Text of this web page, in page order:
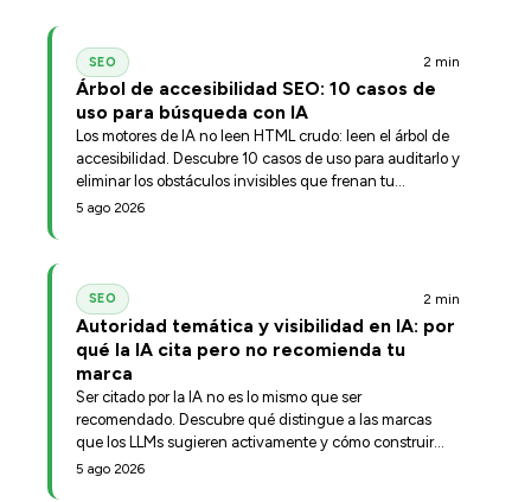
SEO 2 min
Árbol de accesibilidad SEO: 10 casos de
uso para búsqueda con IA
Los motores de IA no leen HTML crudo: leen el árbol de
accesibilidad. Descubre 10 casos de uso para auditarlo y
eliminar los obstáculos invisibles que frenan tu
posicionamiento.
5 ago 2026
SEO 2 min
Autoridad temática y visibilidad en IA: por
qué la IA cita pero no recomienda tu
marca
Ser citado por la IA no es lo mismo que ser
recomendado. Descubre qué distingue a las marcas
que los LLMs sugieren activamente y cómo construir
esa posición.
5 ago 2026